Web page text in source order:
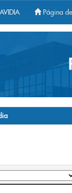
Página